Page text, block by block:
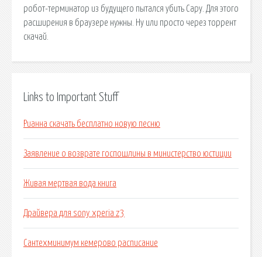
робот-терминатор из будущего пытался убить Сару. Для этого
расширения в браузере нужны. Ну или просто через торрент
скачай.
Links to Important Stuff
Рианна скачать бесплатно новую песню
Заявление о возврате госпошлины в министерство юстиции
Живая мертвая вода книга
Драйвера для sony xperia z3
Сантехминимум кемерово расписание